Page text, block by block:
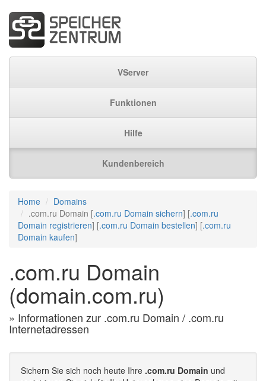
VServer
Funktionen
Hilfe
Kundenbereich
Home
Domains
.com.ru Domain [.com.ru Domain sichern] [.com.ru
Domain registrieren] [.com.ru Domain bestellen] [.com.ru
Domain kaufen]
.com.ru Domain
(domain.com.ru)
» Informationen zur .com.ru Domain / .com.ru
Internetadressen
Sichern Sie sich noch heute Ihre .com.ru Domain und